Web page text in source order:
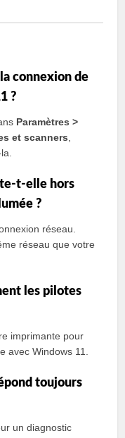
connexion de
?
Paramètres >
et scanners
t-elle hors
?
réseau.
réseau que votre
les pilotes
imprimante pour
avec Windows 11.
toujours
un diagnostic